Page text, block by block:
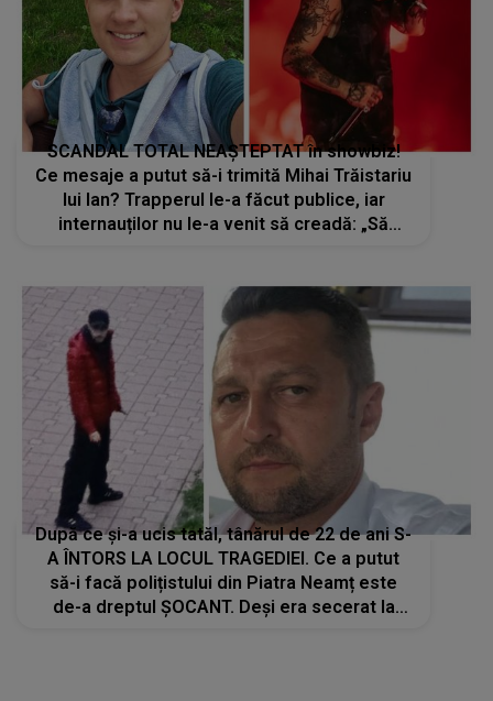
SCANDAL TOTAL NEAȘTEPTAT în showbiz!
Ce mesaje a putut să-i trimită Mihai Trăistariu
lui Ian? Trapperul le-a făcut publice, iar
internauților nu le-a venit să creadă: „Să
După ce și-a ucis tatăl, tânărul de 22 de ani S-
A ÎNTORS LA LOCUL TRAGEDIEI. Ce a putut
să-i facă polițistului din Piatra Neamț este
de-a dreptul ȘOCANT. Deși era secerat la